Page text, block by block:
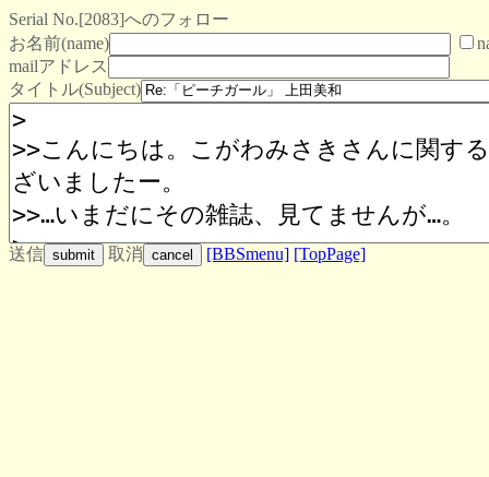
Serial No.[2083]へのフォロー
お名前(name)
mailアドレス
タイトル(Subject)
送信 取消 [BBSmenu] [TopPage]